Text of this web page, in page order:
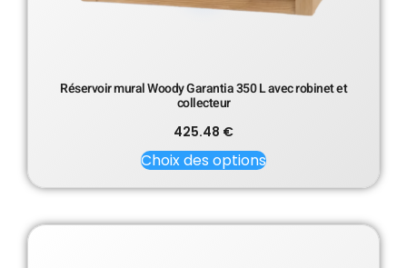
Réservoir mural Woody Garantia 350 L avec robinet et
collecteur
425.48 €
Choix des options